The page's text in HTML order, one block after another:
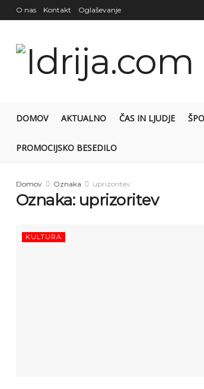
O nas Kontakt Oglaševanje
DOMOV AKTUALNO ČAS IN LJUDJE
PROMOCIJSKO BESEDILO
Domov Oznaka uprizoritev
Oznaka: uprizoritev
KULTURA